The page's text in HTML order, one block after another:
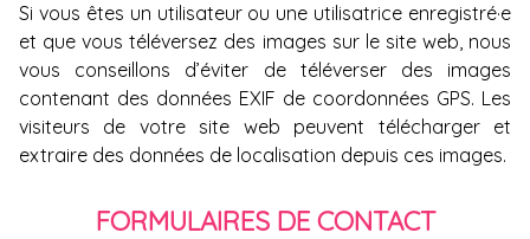
Si vous êtes un utilisateur ou une utilisatrice enregistré·e
et que vous téléversez des images sur le site web, nous
vous conseillons d’éviter de téléverser des images
contenant des données EXIF de coordonnées GPS. Les
visiteurs de votre site web peuvent télécharger et
extraire des données de localisation depuis ces images.
FORMULAIRES DE CONTACT